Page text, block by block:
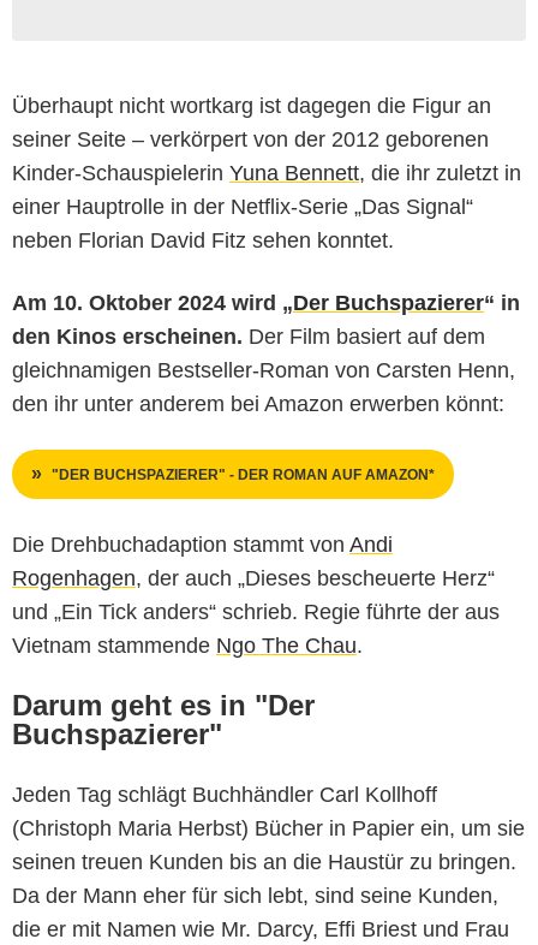
Überhaupt nicht wortkarg ist dagegen die Figur an
seiner Seite – verkörpert von der 2012 geborenen
Kinder-Schauspielerin Yuna Bennett, die ihr zuletzt in
einer Hauptrolle in der Netflix-Serie „Das Signal“
neben Florian David Fitz sehen konntet.
Am 10. Oktober 2024 wird „Der Buchspazierer“ in
den Kinos erscheinen. Der Film basiert auf dem
gleichnamigen Bestseller-Roman von Carsten Henn,
den ihr unter anderem bei Amazon erwerben könnt:
"DER BUCHSPAZIERER" - DER ROMAN AUF AMAZON*
Die Drehbuchadaption stammt von Andi
Rogenhagen, der auch „Dieses bescheuerte Herz“
und „Ein Tick anders“ schrieb. Regie führte der aus
Vietnam stammende Ngo The Chau.
Darum geht es in "Der
Buchspazierer"
Jeden Tag schlägt Buchhändler Carl Kollhoff
(Christoph Maria Herbst) Bücher in Papier ein, um sie
seinen treuen Kunden bis an die Haustür zu bringen.
Da der Mann eher für sich lebt, sind seine Kunden,
die er mit Namen wie Mr. Darcy, Effi Briest und Frau